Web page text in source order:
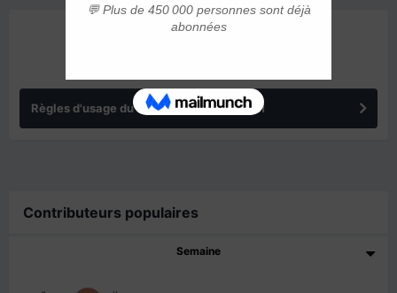
Règles d'usage du forum IMMIGRER.COM
Contributeurs populaires
Semaine